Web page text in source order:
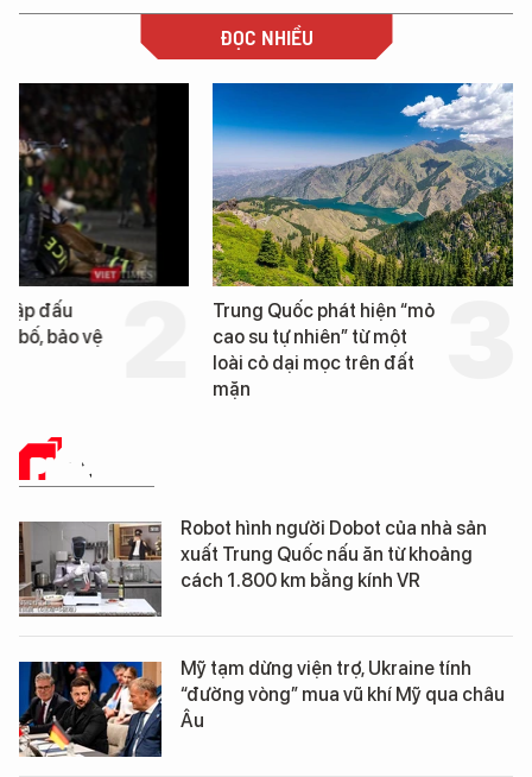
ĐỌC NHIỀU
Trung Quốc phát hiện “mỏ
cao su tự nhiên” từ một
loài cỏ dại mọc trên đất
Loạt dự án bất động
Đà Nẵng sắp bị kiểm
PHÂN TÍCH
Robot hình người Dobot của nhà sản
xuất Trung Quốc nấu ăn từ khoảng
cách 1.800 km bằng kính VR
Mỹ tạm dừng viện trợ, Ukraine tính
“đường vòng” mua vũ khí Mỹ qua châu
Âu